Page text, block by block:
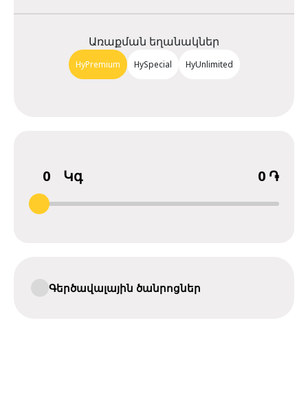
Առաքման եղանակներ
HyPremium HySpecial HyUnlimited
0 Կգ 0 ֏
Գերծավալային ծանրոցներ